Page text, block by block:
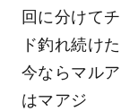
回に分けて
ド釣れ続け
今ならマル
はマアジ